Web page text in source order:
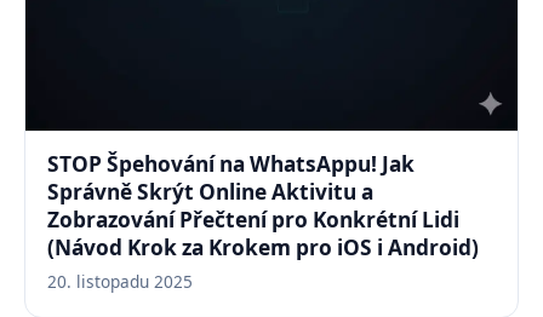
STOP Špehování na WhatsAppu! Jak
Správně Skrýt Online Aktivitu a
Zobrazování Přečtení pro Konkrétní Lidi
(Návod Krok za Krokem pro iOS i Android)
20. listopadu 2025